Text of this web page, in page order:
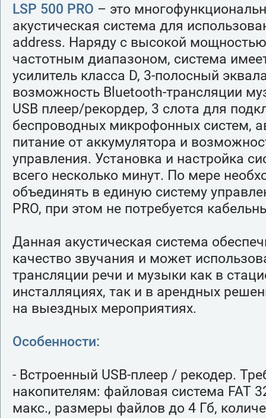
LSP 500 PRO – это
акустическая система для
address. Наряду с высокой
частотным диапазоном, система
усилитель класса D, 3-полосный
возможность Bluetooth-трансляции
USB плеер/рекордер, 3 слота для
беспроводных микрофонных систем,
питание от аккумулятора и
управления. Установка и настройка
всего несколько минут. По мере
объединять в единую систему
PRO, при этом не потребуется
Данная акустическая система
качество звучания и может
трансляции речи и музыки как в
инсталляциях, так и в арендных
на выездных мероприятиях.
Особенности:
- Встроенный USB-плеер / рекодер.
накопителям: файловая система FAT
макс., размеры файлов до 4 Гб,